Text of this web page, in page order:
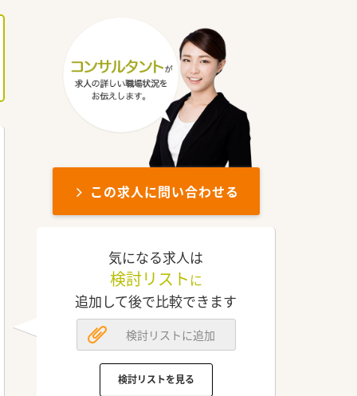
この求人に問い合わせる
気になる求人は
検討リスト に
追加して後で比較できます
検討リストに追加
検討リストを見る